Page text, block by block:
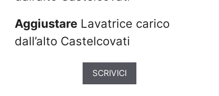
Aggiustare Lavatrice carico
dall’alto Castelcovati
SCRIVICI